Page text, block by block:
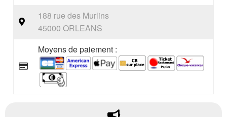
188 rue des Murlins
45000 ORLEANS
Moyens de paiement :